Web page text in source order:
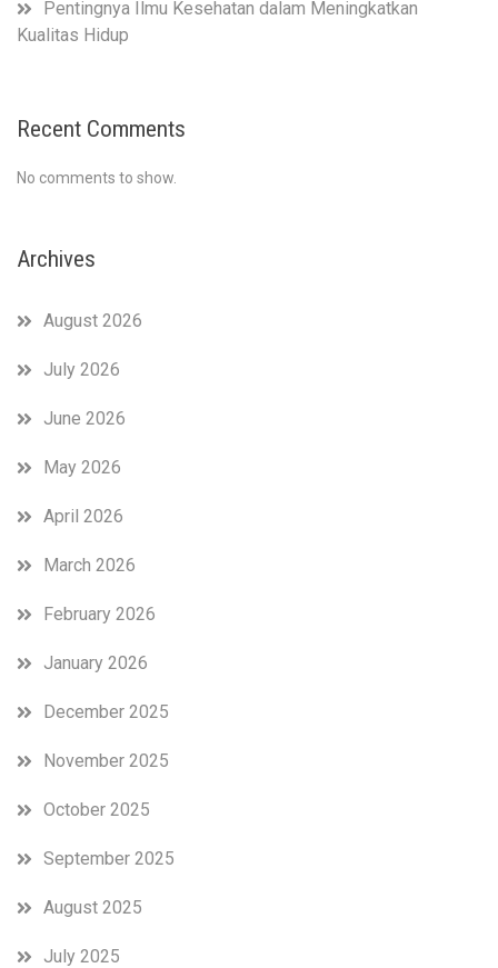
Pentingnya Ilmu Kesehatan dalam Meningkatkan
Kualitas Hidup
Recent Comments
No comments to show.
Archives
August 2026
July 2026
June 2026
May 2026
April 2026
March 2026
February 2026
January 2026
December 2025
November 2025
October 2025
September 2025
August 2025
July 2025